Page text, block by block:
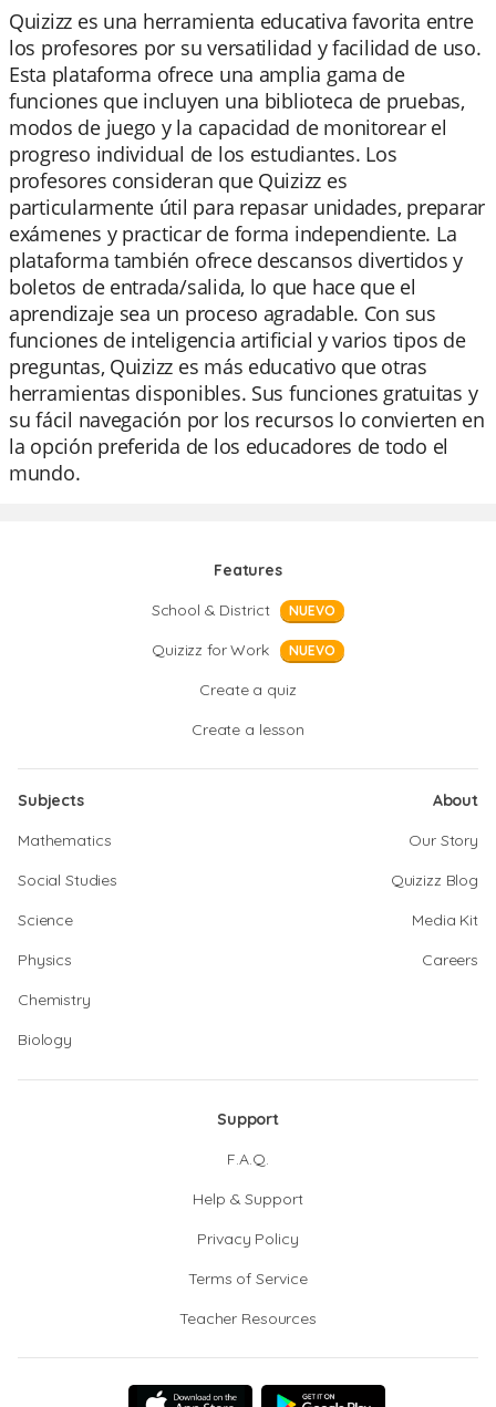
Quizizz es una herramienta educativa favorita entre
los profesores por su versatilidad y facilidad de uso.
Esta plataforma ofrece una amplia gama de
funciones que incluyen una biblioteca de pruebas,
modos de juego y la capacidad de monitorear el
progreso individual de los estudiantes. Los
profesores consideran que Quizizz es
particularmente útil para repasar unidades, preparar
exámenes y practicar de forma independiente. La
plataforma también ofrece descansos divertidos y
boletos de entrada/salida, lo que hace que el
aprendizaje sea un proceso agradable. Con sus
funciones de inteligencia artificial y varios tipos de
preguntas, Quizizz es más educativo que otras
herramientas disponibles. Sus funciones gratuitas y
su fácil navegación por los recursos lo convierten en
la opción preferida de los educadores de todo el
mundo.
Features
School & District
NUEVO
Quizizz for Work NUEVO
Create a quiz
Create a lesson
Subjects
Mathematics
Social Studies
Science
Physics
Chemistry
Biology
About
Our Story
Quizizz Blog
Media Kit
Careers
Support
F.A.Q.
Help & Support
Privacy Policy
Terms of Service
Teacher Resources